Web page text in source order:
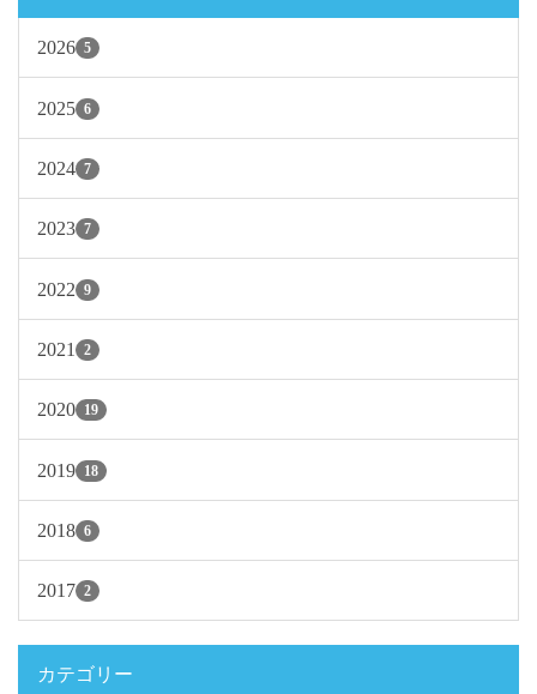
2026 5
2025 6
2024 7
2023 7
2022 9
2021 2
2020 19
2019 18
2018 6
2017 2
カテゴリー